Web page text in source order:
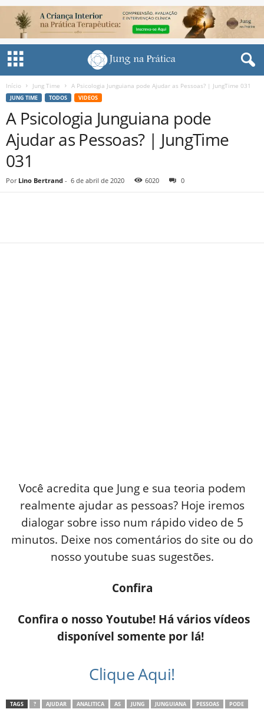
Início Jung Time A Psicologia Junguiana pode Ajudar as Pessoas? | JungTime 031
JUNG TIME TODOS VIDEOS
A Psicologia Junguiana pode
Ajudar as Pessoas? | JungTime
031
Por Lino Bertrand - 6 de abril de 2020 6020 0
Você acredita que Jung e sua teoria podem
realmente ajudar as pessoas? Hoje iremos
dialogar sobre isso num rápido video de 5
minutos. Deixe nos comentários do site ou do
nosso youtube suas sugestões.
Confira
Confira o nosso Youtube! Há vários vídeos
disponível somente por lá!
Clique Aqui!
TAGS ? AJUDAR ANALITICA AS JUNG JUNGUIANA PESSOAS
PODE